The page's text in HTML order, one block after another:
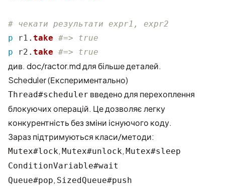
# чекати результати expr1, expr2
p
r1 . take #=> true
p
r2 . take #=> true
див. doc/ractor.mdдля більше деталей.
Scheduler (Експериментально)
Thread#scheduler введено для перехоплення
блокуючих операцій. Це дозволяє легку
конкурентність без зміни існуючого коду.
Зараз підтримуються класи/методи:
Mutex#lock, Mutex#unlock, Mutex#sleep
ConditionVariable#wait
Queue#pop, SizedQueue#push